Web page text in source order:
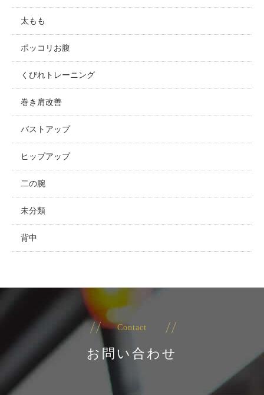
太もも
ポッコリお腹
くびれトレーニング
巻き肩改善
バストアップ
ヒップアップ
二の腕
未分類
背中
Contact
お問い合わせ